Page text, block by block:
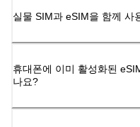
실물 SIM과 eSIM을 함께 사
휴대폰에 이미 활성화된
나요?